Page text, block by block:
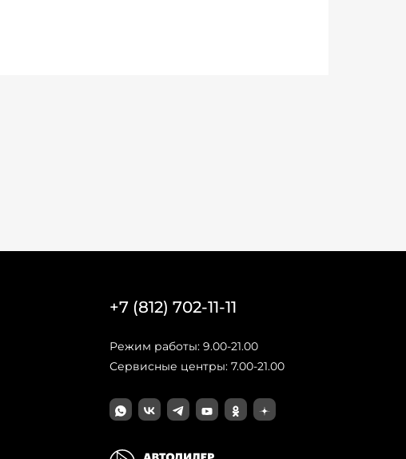
+7 (812) 702-11-11
Режим работы: 9.00-21.00
Сервисные центры: 7.00-21.00